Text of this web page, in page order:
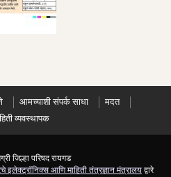
आमच्याशी संपर्क साधा
मदत
व्यवस्थापक
जिल्हा परिषद रायगड
इलेक्ट्रॉनिक्स आणि माहिती तंत्रज्ञान मंत्रालयद्वारे